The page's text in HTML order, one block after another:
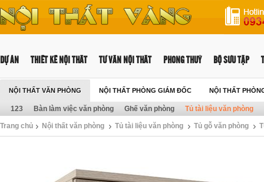
DỰ ÁN THIẾT KẾ NỘI THẤT TƯ VẤN NỘI THẤT PHONG THUỶ BỘ SƯU TẬP
NỘI THẤT VĂN PHÒNG NỘI THẤT PHÒNG GIÁM ĐỐC NỘI THẤT
123 Bàn làm việc văn phòng Ghế văn phòng Tủ tài liệu văn phòng
Trang chủ Nội thất văn phòng Tủ tài liệu văn phòng Tủ gỗ văn phòng